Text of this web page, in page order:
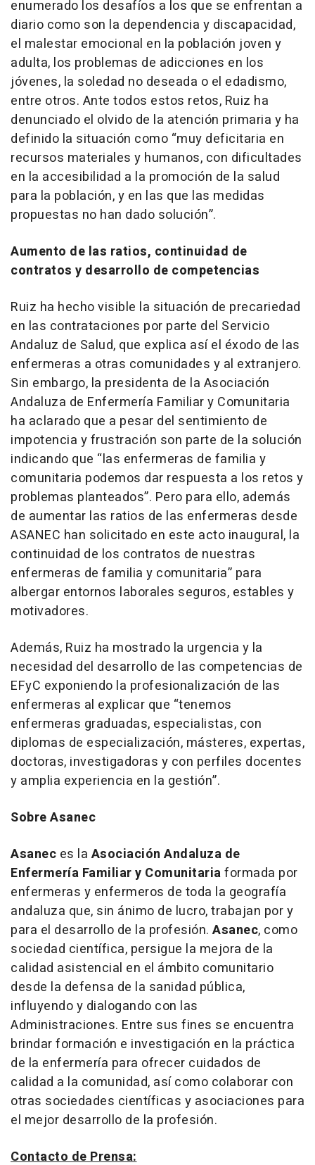
enumerado los desafíos a los que se enfrentan a
diario como son la dependencia y discapacidad,
el malestar emocional en la población joven y
adulta, los problemas de adicciones en los
jóvenes, la soledad no deseada o el edadismo,
entre otros. Ante todos estos retos, Ruiz ha
denunciado el olvido de la atención primaria y ha
definido la situación como “muy deficitaria en
recursos materiales y humanos, con dificultades
en la accesibilidad a la promoción de la salud
para la población, y en las que las medidas
propuestas no han dado solución”.
Aumento de las ratios, continuidad de
contratos y desarrollo de competencias
Ruiz ha hecho visible la situación de precariedad
en las contrataciones por parte del Servicio
Andaluz de Salud, que explica así el éxodo de las
enfermeras a otras comunidades y al extranjero.
Sin embargo, la presidenta de la Asociación
Andaluza de Enfermería Familiar y Comunitaria
ha aclarado que a pesar del sentimiento de
impotencia y frustración son parte de la solución
indicando que “las enfermeras de familia y
comunitaria podemos dar respuesta a los retos y
problemas planteados”. Pero para ello, además
de aumentar las ratios de las enfermeras desde
ASANEC han solicitado en este acto inaugural, la
continuidad de los contratos de nuestras
enfermeras de familia y comunitaria” para
albergar entornos laborales seguros, estables y
motivadores.
Además, Ruiz ha mostrado la urgencia y la
necesidad del desarrollo de las competencias de
EFyC exponiendo la profesionalización de las
enfermeras al explicar que “tenemos
enfermeras graduadas, especialistas, con
diplomas de especialización, másteres, expertas,
doctoras, investigadoras y con perfiles docentes
y amplia experiencia en la gestión”.
Sobre Asanec
Asanec es la Asociación Andaluza de
Enfermería Familiar y Comunitariaformada por
enfermeras y enfermeros de toda la geografía
andaluza que, sin ánimo de lucro, trabajan por y
para el desarrollo de la profesión. Asanec, como
sociedad científica, persigue la mejora de la
calidad asistencial en el ámbito comunitario
desde la defensa de la sanidad pública,
influyendo y dialogando con las
Administraciones. Entre sus fines se encuentra
brindar formación e investigación en la práctica
de la enfermería para ofrecer cuidados de
calidad a la comunidad, así como colaborar con
otras sociedades científicas y asociaciones para
el mejor desarrollo de la profesión.
Contacto de Prensa: